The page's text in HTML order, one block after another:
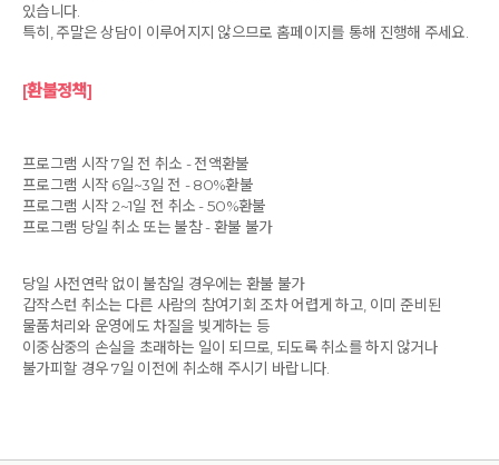
있습니다.
특히, 주말은 상담이 이루어지지 않으므로 홈페이지를 통해 진행해 주세요.
[환불정책]
프로그램 시작 7일 전 취소 - 전액환불
프로그램 시작 6일~3일 전 - 80%환불
프로그램 시작 2~1일 전 취소 - 50%환불
프로그램 당일 취소 또는 불참 - 환불 불가
당일 사전연락 없이 불참일 경우에는 환불 불가
갑작스런 취소는 다른 사람의 참여기회 조차 어렵게 하고, 이미 준비된
물품처리와 운영에도 차질을 빚게하는 등
이중삼중의 손실을 초래하는 일이 되므로, 되도록 취소를 하지 않거나
불가피할 경우 7일 이전에 취소해 주시기 바랍니다.